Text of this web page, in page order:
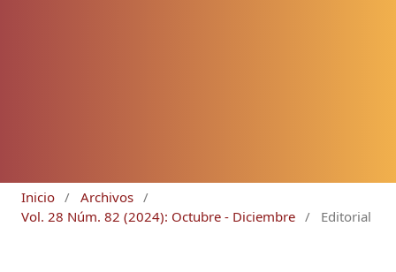
Inicio / Archivos /
Vol. 28 Núm. 82 (2024): Octubre - Diciembre / Editorial